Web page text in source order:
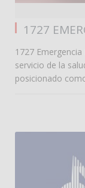
1727
1727
servicio de la
posicionado